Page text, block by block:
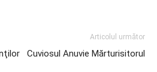
Articolul următor
Cuviosul Anuvie Mărturisitorul